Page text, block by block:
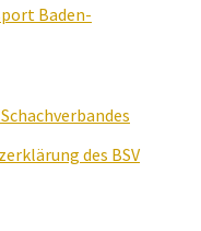
Baden-
des BSV